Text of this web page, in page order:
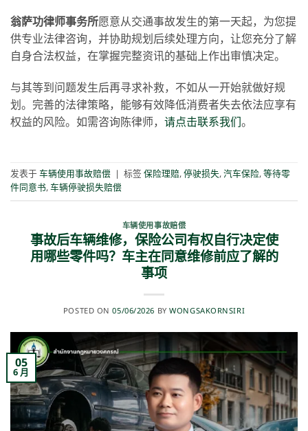
翁萨功律师事务所愿意从交通事故发生的第一天起，为您提
供专业法律咨询，并协助规划后续处理方向，让您充分了解
自身合法权益，在掌握完整资讯的基础上作出审慎决定。
与其等到问题发生后再寻求补救，不如从一开始就做好规
划。完善的法律策略，能够有效降低消费者失去依法应享有
权益的风险。如需咨询陈律师， 请点击联系我们。
发表于 车辆使用事故赔偿 | 标签 保险理赔,停驶损失,汽车保险,等待零
件同意书,车辆停驶损失赔偿
车辆使用事故赔偿
事故后车辆维修，保险公司有权自行决定使
用哪些零件吗？车主在同意维修前应了解的
事项
POSTED ON05/06/2026 BYWONGSAKORNSIRI
05
6 月